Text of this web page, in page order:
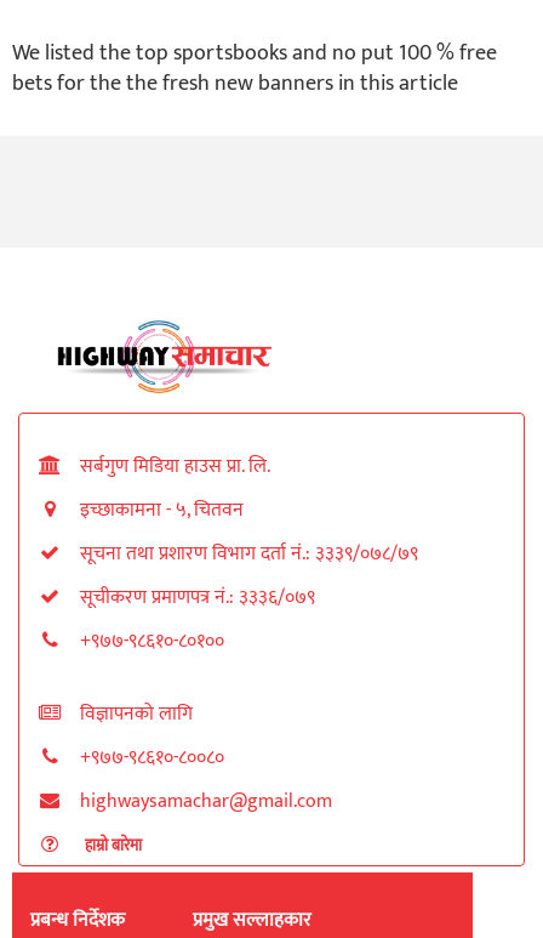
We listed the top sportsbooks and no put 100 % free
bets for the the fresh new banners in this article
सर्बगुण मिडिया हाउस प्रा. लि.
इच्छाकामना - ५, चितवन
सूचना तथा प्रशारण विभाग दर्ता नं.: ३३३९/०७८/७९
सूचीकरण प्रमाणपत्र नं.: ३३३६/०७९
+९७७-९८६१०-८०१००
विज्ञापनको लागि
+९७७-९८६१०-८००८०
highwaysamachar@gmail.com
हाम्रो बारेमा
प्रबन्ध निर्देशक प्रमुख सल्लाहकार